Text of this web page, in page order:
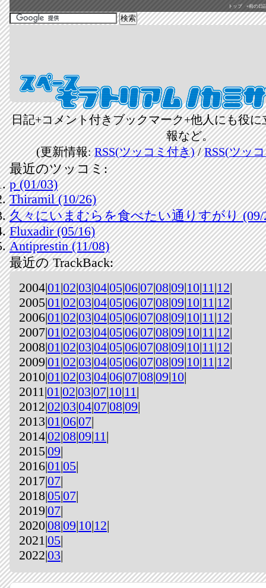
トップ «前の日
日記+コメント付きブックマーク+他人にも役
報など。
(更新情報:RSS(ツッコミ付き)/RSS(ツッ
最近のツッコミ:
p (01/03)
Thiramil (10/26)
久々にいまむらを食べたい通りすがり (09/
Fluxadir (05/16)
Antiprestin (11/08)
最近の TrackBack:
2004|01|02|03|04|05|06|07|08|09|10|11|12|
2005|01|02|03|04|05|06|07|08|09|10|11|12|
2006|01|02|03|04|05|06|07|08|09|10|11|12|
2007|01|02|03|04|05|06|07|08|09|10|11|12|
2008|01|02|03|04|05|06|07|08|09|10|11|12|
2009|01|02|03|04|05|06|07|08|09|10|11|12|
2010|01|02|03|04|06|07|08|09|10|
2011|01|02|03|07|10|11|
2012|02|03|04|07|08|09|
2013|01|06|07|
2014|02|08|09|11|
2015|09|
2016|01|05|
2017|07|
2018|05|07|
2019|07|
2020|08|09|10|12|
2021|05|
2022|03|